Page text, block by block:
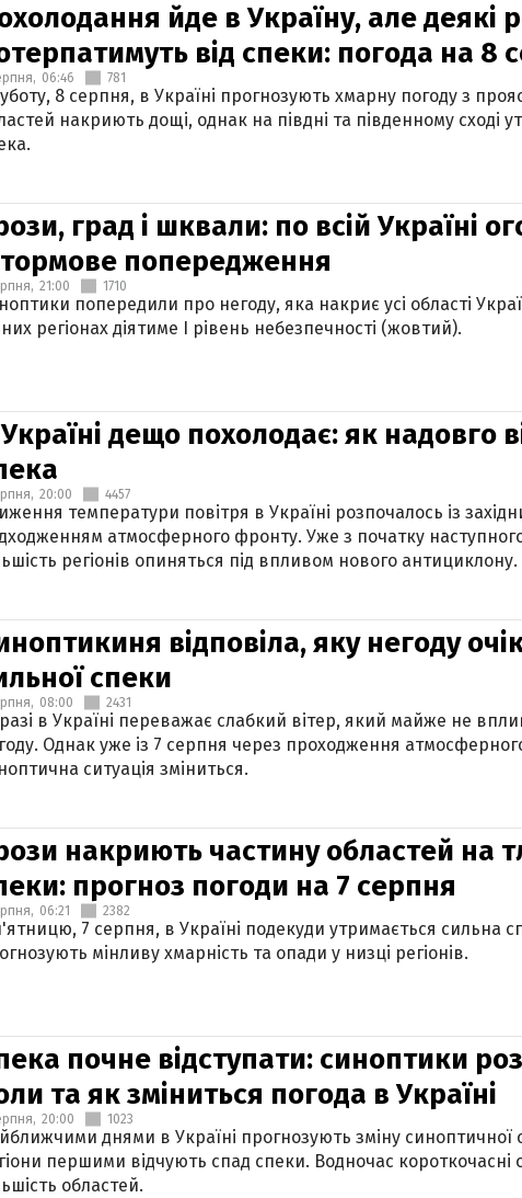
йде в Україну, але деякі
від спеки: погода на 8
06:46 781
8 серпня, в Україні прогнозують хмарну погоду з
накриють дощі, однак на півдні та південному сході
град і шквали: по всій Україні
попередження
21:00 1710
попередили про негоду, яка накриє усі області
регіонах діятиме І рівень небезпечності (жовтий).
дещо похолодає: як надовго
20:00 4457
температури повітря в Україні розпочалось із
атмосферного фронту. Уже з початку
регіонів опиняться під впливом нового антициклону.
відповіла, яку негоду
спеки
08:00 2431
в Україні переважає слабкий вітер, який майже не
Однак уже із 7 серпня через проходження
ситуація зміниться.
накриють частину областей на
прогноз погоди на 7 серпня
06:21 2382
7 серпня, в Україні подекуди утримається сильна
мінливу хмарність та опади у низці регіонів.
почне відступати: синоптики
та як зміниться погода в Україні
20:00 1023
днями в Україні прогнозують зміну синоптичної
першими відчують спад спеки. Водночас
областей.